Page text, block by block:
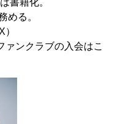
書籍化。
める。
ァンクラブの入会はこ